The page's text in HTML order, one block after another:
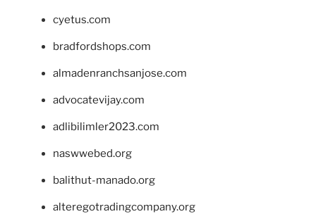
cyetus.com
bradfordshops.com
almadenranchsanjose.com
advocatevijay.com
adlibilimler2023.com
naswwebed.org
balithut-manado.org
alteregotradingcompany.org